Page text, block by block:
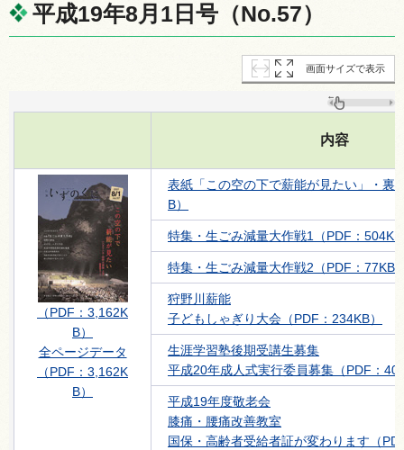
平成19年8月1日号（No.57）
画面サイズで表示
内容
（PDF：3,162K
B）
全ページデータ
（PDF：3,162K
B）
表紙「この空の下で薪能が見たい」・裏
B）
特集・生ごみ減量大作戦1（PDF：
特集・生ごみ減量大作戦2（PDF：77KB
狩野川薪能
子どもしゃぎり大会（PDF：234KB）
生涯学習塾後期受講生募集
平成20年成人式実行委員募集（PDF：
平成19年度敬老会
膝痛・腰痛改善教室
国保・高齢者受給者証が変わります（